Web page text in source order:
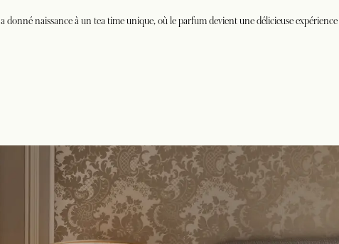
a donné naissance à un tea time unique, où le parfum devient une délicieuse